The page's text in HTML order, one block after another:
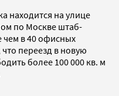
находится на улице
по Москве штаб-
чем в 40 офисных
переезд в новую
более 100 000 кв. м